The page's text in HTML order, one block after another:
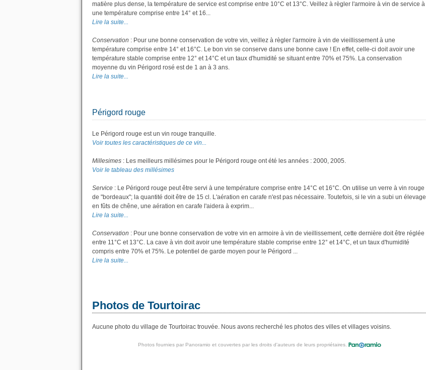
matière plus dense, la température de service est comprise entre 10°C et 13°C. Veillez à règler l'armoire à vin de service à
une température comprise entre 14° et 16...
Lire la suite...
Conservation : Pour une bonne conservation de votre vin, veillez à règler l'armoire à vin de vieillissement à une
température comprise entre 14° et 16°C. Le bon vin se conserve dans une bonne cave ! En effet, celle-ci doit avoir une
température stable comprise entre 12° et 14°C et un taux d'humidité se situant entre 70% et 75%. La conservation
moyenne du vin Périgord rosé est de 1 an à 3 ans.
Lire la suite...
Périgord rouge
Le Périgord rouge est un vin rouge tranquille.
Voir toutes les caractéristiques de ce vin...
Millesimes : Les meilleurs millésimes pour le Périgord rouge ont été les années : 2000, 2005.
Voir le tableau des millésimes
Service : Le Périgord rouge peut être servi à une température comprise entre 14°C et 16°C. On utilise un verre à vin rouge
de "bordeaux"; la quantité doit être de 15 cl. L'aération en carafe n'est pas nécessaire. Toutefois, si le vin a subi un élevage
en fûts de chêne, une aération en carafe l'aidera à exprim...
Lire la suite...
Conservation : Pour une bonne conservation de votre vin en armoire à vin de vieillissement, cette dernière doit être réglée
entre 11°C et 13°C. La cave à vin doit avoir une température stable comprise entre 12° et 14°C, et un taux d'humidité
compris entre 70% et 75%. Le potentiel de garde moyen pour le Périgord ...
Lire la suite...
Photos de Tourtoirac
Aucune photo du village de Tourtoirac trouvée. Nous avons recherché les photos des villes et villages voisins.
Photos fournies par Panoramio et couvertes par les droits d'auteurs de leurs propriétaires.